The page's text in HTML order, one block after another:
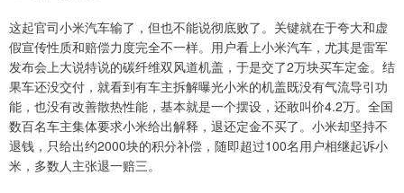
这起官司小米汽车输了，但也不能说彻底败了。关键就在于夸大和虚
假宣传性质和赔偿力度完全不一样。用户看上小米汽车，尤其是雷军
发布会上大说特说的碳纤维双风道机盖，于是交了2万块买车定金。结
果车还没交付，就看到有车主拆解曝光小米的机盖既没有气流导引功
能，也没有改善散热性能，基本就是一个摆设，还敢叫价4.2万。全国
数百名车主集体要求小米给出解释，退还定金不买了。小米却坚持不
退钱，只给出约2000块的积分补偿，随即超过100名用户相继起诉小
米，多数人主张退一赔三。